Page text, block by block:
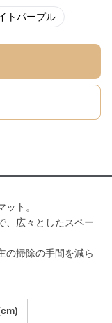
トパープル
ト。
、広々としたスペー
の掃除の手間を減ら